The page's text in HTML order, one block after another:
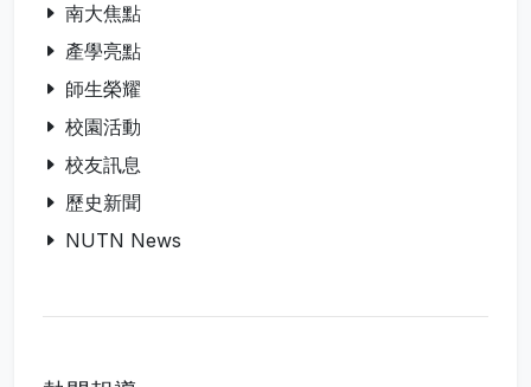
南大焦點
產學亮點
師生榮耀
校園活動
校友訊息
歷史新聞
NUTN News